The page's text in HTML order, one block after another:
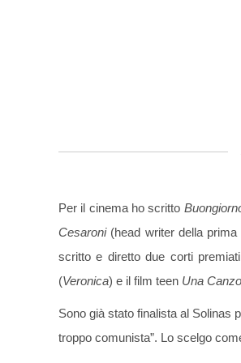
Per il cinema ho scritto
Cesaroni(head writer della
scritto e diretto due corti
(Veronica) e il film teen Una
Sono già stato finalista al Solinas
troppo comunista”. Lo scelgo